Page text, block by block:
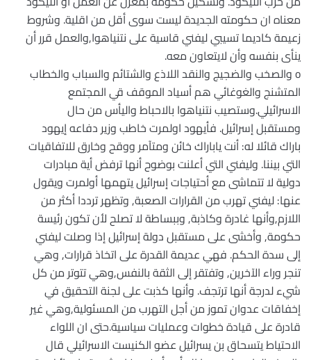
معناه ان حكومته الجديدة ليست سوى أقل من اقلية. وشروط
زعيمة كاديما تسيبي ليفني قاسية على نتنياهوا,والعمل قرر أن
ينأى بنفسه وأن لايتعاون معه.
o والصخب والضجيج والنقد اللاذع والشتائم والسباب والخطاب
المتشنج والغوغائي هم أسياد الموقف قي المجتمع
الاسرائيلي.وستصيب نتنياهوا بالاحباط واليأس من حال
ومستقبل إسرائيل. فأيهود اولمرت خاطب وزير دفاعه إيهود
باراك قائلا له: أنت ياباراك خائن ومتآمر ووقح وخارق للاتفاقيات
التي بيننا. وليفني التي أعلنت بوضوح أنها ترفض أية مبادرات
دولية لا تتماشى مع أحتياجات إسرائيل يتهمها أولمرت ويقول
عنها: ليفني تهرب من القرارات الصعبة, وتظهر ترددا أكثر من
اللازم,وأنها غادرة وكاذبة, وببساطة لا تصلح لأن تكون رئيسة
حكومة, وأخشى على مستقبل دولة إسرائيل إذا وصلت ليفني
إلى سدة الحكم. فهي عديمة القدرة على اتخاذ قرارات, وهي
تنجر وراء الآخرين, وتفتقر إلى الثقة بالنفس,وهي تتوتر من كل
شيء لدرجة أنها ترتجف. وأنها كذبت على لجنة التحقيق في
إخفاقات عدوان تموز من أجل التهرب من المسئولية,وهي غير
قادرة على قيادة خطوات وعمليات سياسية.حتى ان اللواء
الاحتياط يتسحاق بن يسرائيل عضو الكنيست الاسرائيلي قال